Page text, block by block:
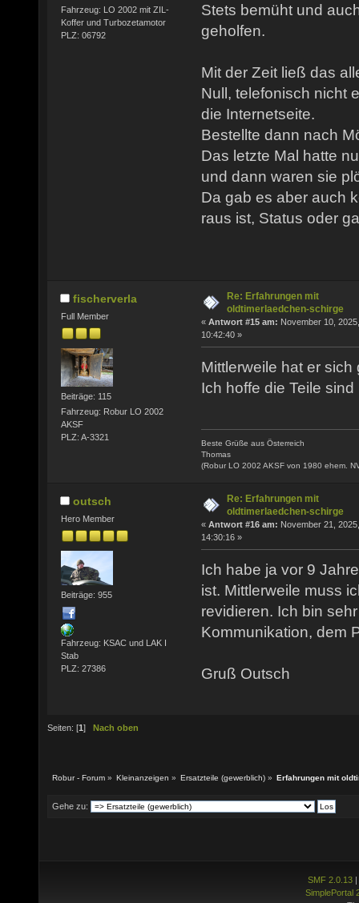
Fahrzeug: LO 2002 mit ZIL-
Koffer und Turbozetamotor
PLZ: 06792
Stets bemüht und
geholfen.
Mit der Zeit ließ das
Null, telefonisch nicht
die Internetseite.
Bestellte dann nach
Das letzte Mal hatte
und dann waren sie
Da gab es aber auch
raus ist, Status oder
fischerverla
Full Member
Beiträge: 115
Fahrzeug: Robur LO 2002
AKSF
PLZ: A-3321
Re: Erfahrungen mit
oldtimerlaedchen-schirge
« Antwort #15 am: November 10, 2025,
10:42:40 »
Mittlerweile hat er sich
Ich hoffe die Teile
Beste Grüße aus Österreich
Thomas
(Robur LO 2002 AKSF von 1980 ehem.
outsch
Hero Member
Beiträge: 955
Fahrzeug: KSAC und LAK I
Stab
PLZ: 27386
Re: Erfahrungen mit
oldtimerlaedchen-schirge
« Antwort #16 am: November 21, 2025,
14:30:16 »
Ich habe ja vor 9
ist. Mittlerweile muss
revidieren. Ich bin
Kommunikation, dem
Gruß Outsch
Seiten: [1] Nach oben
Robur - Forum » Kleinanzeigen » Ersatzteile (gewerblich) » Erfahrungen mit
Gehe zu:
SMF 2.0.13|
SimplePortal